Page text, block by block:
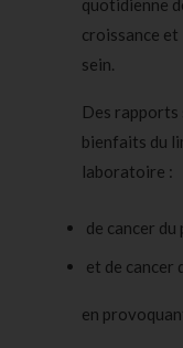
quotidienne
croissance
sein.
Des rapports
bienfaits du
laboratoire :
de cancer du
et de cancer
en